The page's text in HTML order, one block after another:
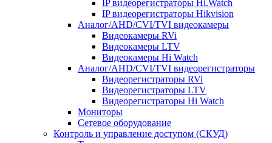
IP видеорегистраторы Hi.Watch
IP видеорегистраторы Hikvision
Аналог/AHD/CVI/TVI видеокамеры
Видеокамеры RVi
Видеокамеры LTV
Видеокамеры Hi Watch
Аналог/AHD/CVI/TVI видеорегистраторы
Видеорегистраторы RVi
Видеорегистраторы LTV
Видеорегистраторы Hi Watch
Мониторы
Сетевое оборудование
Контроль и управление доступом (СКУД)